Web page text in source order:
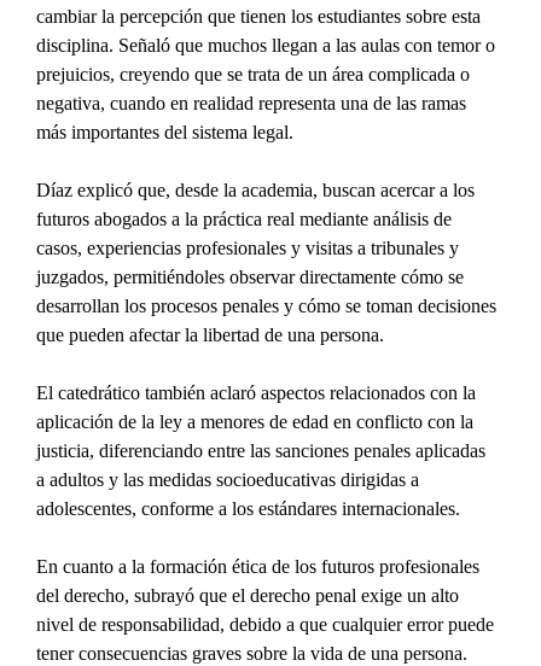
cambiar la percepción que tienen los estudiantes sobre esta
disciplina. Señaló que muchos llegan a las aulas con temor o
prejuicios, creyendo que se trata de un área complicada o
negativa, cuando en realidad representa una de las ramas
más importantes del sistema legal.
Díaz explicó que, desde la academia, buscan acercar a los
futuros abogados a la práctica real mediante análisis de
casos, experiencias profesionales y visitas a tribunales y
juzgados, permitiéndoles observar directamente cómo se
desarrollan los procesos penales y cómo se toman decisiones
que pueden afectar la libertad de una persona.
El catedrático también aclaró aspectos relacionados con la
aplicación de la ley a menores de edad en conflicto con la
justicia, diferenciando entre las sanciones penales aplicadas
a adultos y las medidas socioeducativas dirigidas a
adolescentes, conforme a los estándares internacionales.
En cuanto a la formación ética de los futuros profesionales
del derecho, subrayó que el derecho penal exige un alto
nivel de responsabilidad, debido a que cualquier error puede
tener consecuencias graves sobre la vida de una persona.